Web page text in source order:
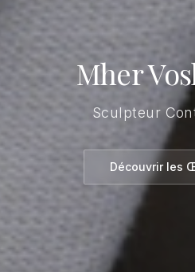
Mher
Sculpteur
Découvrir les